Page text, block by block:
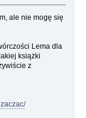
ale nie mogę się
Lema dla
książki
z